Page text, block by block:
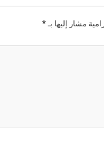
مشار إليها بـ*